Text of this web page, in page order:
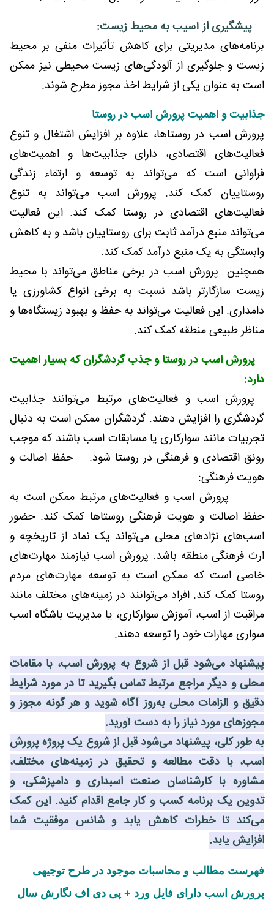
پیشگیری از آسیب به محیط زیست:
برنامه‌های مدیریتی برای کاهش تأثیرات منفی بر محیط
زیست و جلوگیری از آلودگی‌های زیست محیطی نیز ممکن
است به عنوان یکی از شرایط اخذ مجوز مطرح شوند.
جذابیت و اهمیت پرورش اسب در روستا
پرورش اسب در روستاها، علاوه بر افزایش اشتغال و تنوع
فعالیت‌های اقتصادی، دارای جذابیت‌ها و اهمیت‌های
فراوانی است که می‌تواند به توسعه و ارتقاء زندگی
روستاییان کمک کند. پرورش اسب می‌تواند به تنوع
فعالیت‌های اقتصادی در روستا کمک کند. این فعالیت
می‌تواند منبع درآمد ثابت برای روستاییان باشد و به کاهش
وابستگی به یک منبع درآمد کمک کند.
همچنین پرورش اسب در برخی مناطق می‌تواند با محیط
زیست سازگارتر باشد نسبت به برخی انواع کشاورزی یا
دامداری. این فعالیت می‌تواند به حفظ و بهبود زیستگاه‌ها و
مناظر طبیعی منطقه کمک کند.
پرورش اسب در روستا و جذب گردشگران که بسیار اهمیت
دارد:
پرورش اسب و فعالیت‌های مرتبط می‌توانند جذابیت
گردشگری را افزایش دهند. گردشگران ممکن است به دنبال
تجربیات مانند سوارکاری یا مسابقات اسب باشند که موجب
رونق اقتصادی و فرهنگی در روستا شود. حفظ اصالت و
هویت فرهنگی:
پرورش اسب و فعالیت‌های مرتبط ممکن است به
حفظ اصالت و هویت فرهنگی روستاها کمک کند. حضور
اسب‌های نژادهای محلی می‌تواند یک نماد از تاریخچه و
ارث فرهنگی منطقه باشد. پرورش اسب نیازمند مهارت‌های
خاصی است که ممکن است به توسعه مهارت‌های مردم
روستا کمک کند. افراد می‌توانند در زمینه‌های مختلف مانند
مراقبت از اسب، آموزش سوارکاری، یا مدیریت باشگاه اسب
سواری مهارات خود را توسعه دهند.
پیشنهاد می‌شود قبل از شروع به پرورش اسب، با مقامات
محلی و دیگر مراجع مرتبط تماس بگیرید تا در مورد شرایط
دقیق و الزامات محلی به‌روز آگاه شوید و هر گونه مجوز و
مجوزهای مورد نیاز را به دست آورید.
به طور کلی، پیشنهاد می‌شود قبل از شروع یک پروژه پرورش
اسب، با دقت مطالعه و تحقیق در زمینه‌های مختلف،
مشاوره با کارشناسان صنعت اسبداری و دامپزشکی، و
تدوین یک برنامه کسب و کار جامع اقدام کنید. این کمک
می‌کند تا خطرات کاهش یابد و شانس موفقیت شما
افزایش یابد.
فهرست مطالب و محاسبات موجود در طرح توجیهی
پرورش اسب دارای فایل ورد + پی دی اف نگارش سال